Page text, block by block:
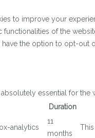
to improve your
functionalities of the
the option to opt-out
essential for
Duration
analytics
11
months